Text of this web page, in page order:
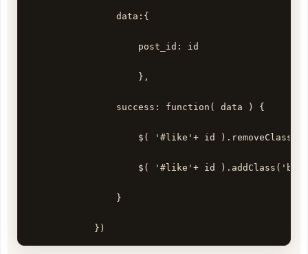
                data:{
                    post_id: id
                    },
                success: function( data ) {
$( '#like'+ id
$( '#like'+ id
                }
            })